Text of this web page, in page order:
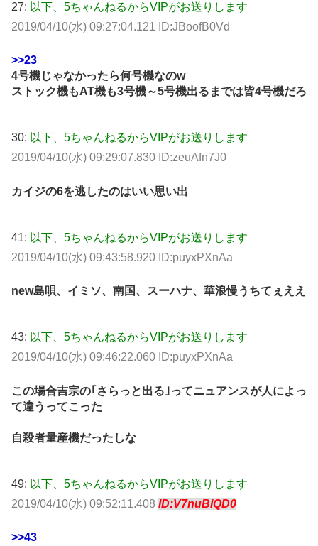
27: 以下、5ちゃんねるからVIPがお送りします
2019/04/10(水) 09:27:04.121 ID:JBoofB0Vd
>>23
4号機じゃなかったら何号機なのw
ストック機もAT機も3号機～5号機出るまでは皆4号機だろ
30: 以下、5ちゃんねるからVIPがお送りします
2019/04/10(水) 09:29:07.830 ID:zeuAfn7J0
カイジの6を逃したのはいい思い出
41: 以下、5ちゃんねるからVIPがお送りします
2019/04/10(水) 09:43:58.920 ID:puyxPXnAa
new島唄、イミソ、南国、スーハナ、華浪慢うちてぇええ
43: 以下、5ちゃんねるからVIPがお送りします
2019/04/10(水) 09:46:22.060 ID:puyxPXnAa
この場合吉宗の｢さらっと出る｣ってニュアンスが人によっ
て違うってこった
自殺者量産機だったしな
49: 以下、5ちゃんねるからVIPがお送りします
2019/04/10(水) 09:52:11.408 ID:V7nuBIQD0
>>43